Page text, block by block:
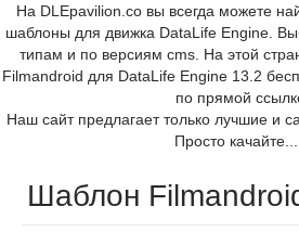
На DLEpavilion.co вы всегда можете
шаблоны для движка DataLife Engine.
типам и по версиям cms. На этой
Filmandroid для DataLife Engine 13.2
по прямой
Наш сайт предлагает только лучшие и
Просто
Шаблон